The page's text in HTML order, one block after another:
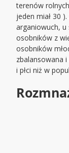
terenów
jeden miał 30
arganiowuch,
osobników z
osobników
zbalansowana
i płciniż w